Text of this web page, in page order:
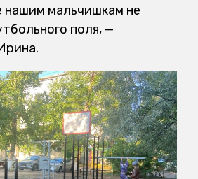
нашим мальчишкам не
поля, —